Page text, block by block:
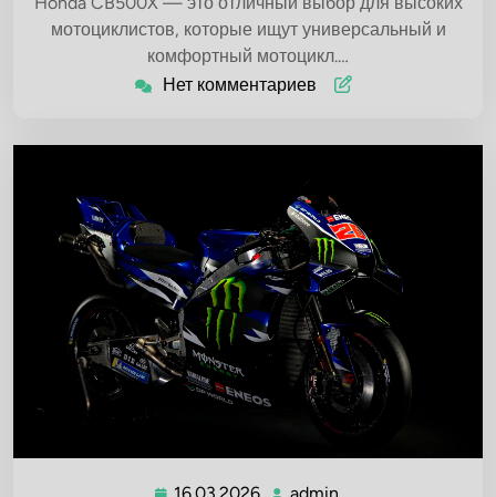
мотоциклистов, которые ищут универсальный и
комфортный мотоцикл.…
Нет комментариев